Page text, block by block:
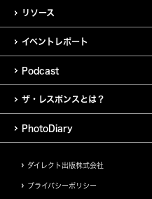
リソース
イベントレポート
Podcast
ザ・レスポンスとは？
PhotoDiary
ダイレクト出版株式会社
プライバシーポリシー